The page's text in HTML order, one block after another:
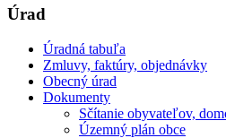
Úrad
Úradná tabuľa
Zmluvy, faktúry, objednávky
Obecný úrad
Dokumenty
Sčítanie obyvateľov,
Územný plán obce